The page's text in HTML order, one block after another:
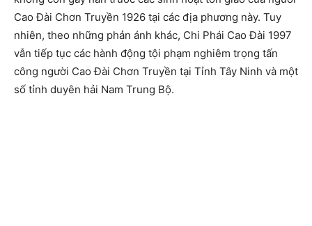
Cao Đài Chơn Truyền 1926 tại các địa phương này. Tuy
nhiên, theo những phản ánh khác, Chi Phái Cao Đài 1997
vẫn tiếp tục các hành động tội phạm nghiêm trọng tấn
công người Cao Đài Chơn Truyền tại Tỉnh Tây Ninh và một
số tỉnh duyên hải Nam Trung Bộ.